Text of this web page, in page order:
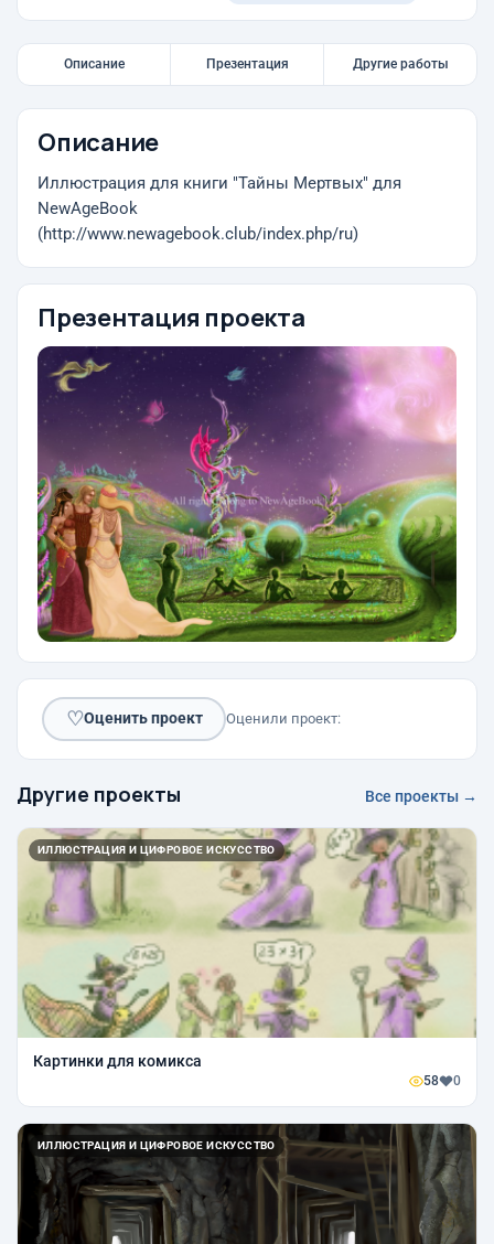
Описание Презентация Другие работы
Описание
Иллюстрация для книги "Тайны Мертвых" для
NewAgeBook
(http://www.newagebook.club/index.php/ru)
Презентация проекта
♡Оценить проект Оценили проект:
Другие проекты Все проекты →
ИЛЛЮСТРАЦИЯ И ЦИФРОВОЕ ИСКУССТВО
Картинки для комикса
58 0
ИЛЛЮСТРАЦИЯ И ЦИФРОВОЕ ИСКУССТВО